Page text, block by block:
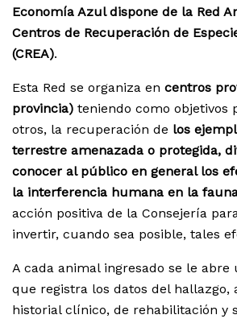
Economía Azul dispone de la Red
Centros de Recuperación de
(CREA).
Esta Red se organiza en centros
provincia) teniendo como objetivos
otros, la recuperación de los
terrestre amenazada o protegida,
conocer al público en general los
la interferencia humana en la
acción positiva de la Consejería
invertir, cuando sea posible, tales
A cada animal ingresado se le
que registra los datos del hallazgo,
historial clínico, de rehabilitación y